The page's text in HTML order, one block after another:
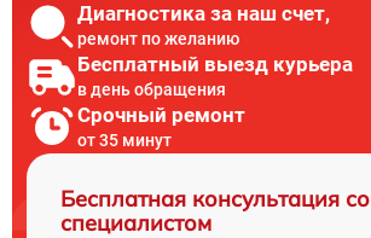
Диагностика за наш счет,
ремонт по желанию
Бесплатный выезд курьера
в день обращения
Срочный ремонт
от 35 минут
Бесплатная консультация со
специалистом